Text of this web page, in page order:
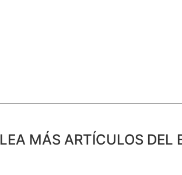
LEA MÁS ARTÍCULOS DEL